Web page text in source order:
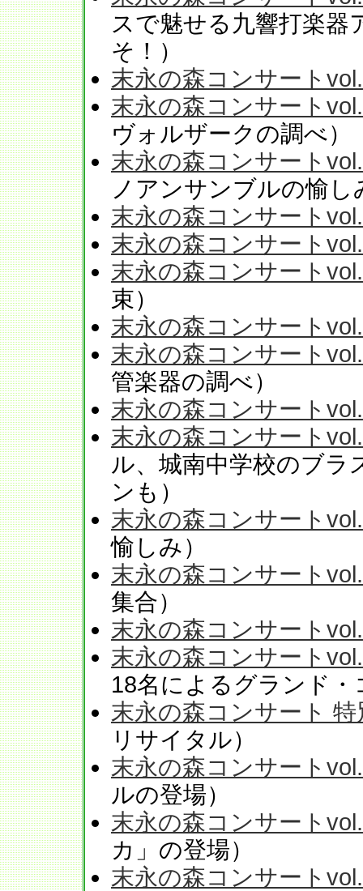
スで魅せる九響打楽
そ！）
末永の森コンサート
末永の森コンサート
ヴォルザークの調べ）
末永の森コンサート
ノアンサンブルの愉し
末永の森コンサート
末永の森コンサート
末永の森コンサート
束）
末永の森コンサート
末永の森コンサート
管楽器の調べ）
末永の森コンサート
末永の森コンサート
ル、城南中学校のブ
ンも）
末永の森コンサート
愉しみ）
末永の森コンサート
集合）
末永の森コンサート
末永の森コンサート
18名によるグランド・
末永の森コンサート 特
リサイタル）
末永の森コンサート
ルの登場）
末永の森コンサート
カ」の登場）
末永の森コンサート